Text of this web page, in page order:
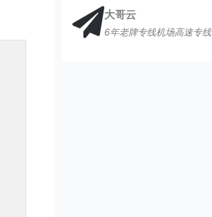
大哥云
6年老牌专线机场高速专线